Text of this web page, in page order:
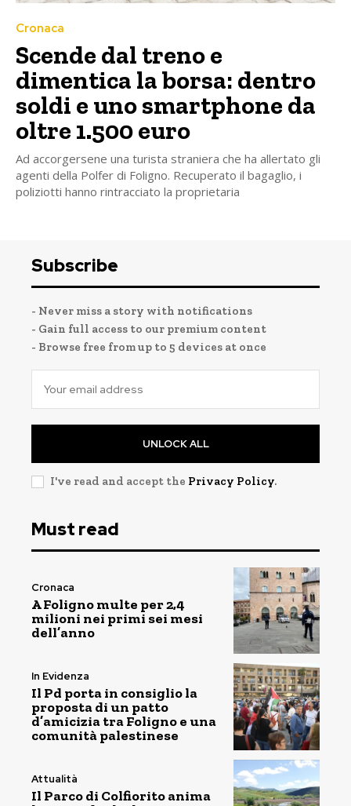
Cronaca
Scende dal treno e
dimentica la borsa: dentro
soldi e uno smartphone da
oltre 1.500 euro
Ad accorgersene una turista straniera che ha allertato gli
agenti della Polfer di Foligno. Recuperato il bagaglio, i
poliziotti hanno rintracciato la proprietaria
Subscribe
- Never miss a story with notifications
- Gain full access to our premium content
- Browse free from up to 5 devices at once
UNLOCK ALL
I've read and accept the Privacy Policy.
Must read
Cronaca
A Foligno multe per 2,4
milioni nei primi sei mesi
dell’anno
In Evidenza
Il Pd porta in consiglio la
proposta di un patto
d’amicizia tra Foligno e una
comunità palestinese
Attualità
Il Parco di Colfiorito anima